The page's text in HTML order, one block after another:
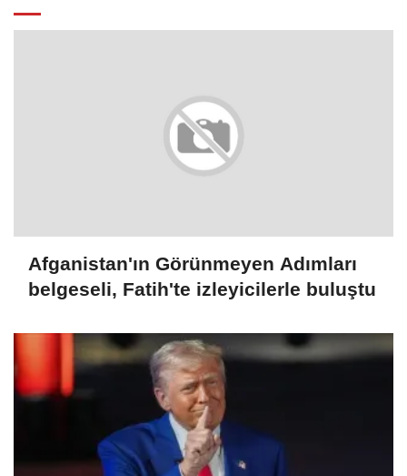
Afganistan'ın Görünmeyen Adımları
belgeseli, Fatih'te izleyicilerle buluştu